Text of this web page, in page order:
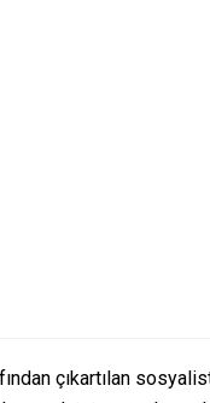
çıkartılan